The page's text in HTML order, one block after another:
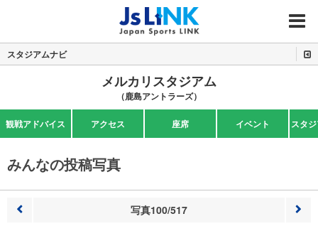
MENU
スタジアムナビ
メルカリスタジアム
（鹿島アントラーズ）
観戦アドバイス アクセス 座席 イベント スタ
みんなの投稿写真
写真100/517